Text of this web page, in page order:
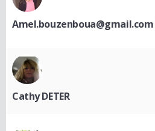
Amel.bouzenboua@gmail.com
Cathy DETER